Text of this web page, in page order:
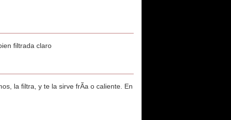
filtrada claro
la filtra, y te la sirve frÃ­a o caliente. En